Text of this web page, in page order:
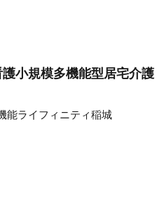
小規模多機能型居宅介護
能ライフィニティ稲城